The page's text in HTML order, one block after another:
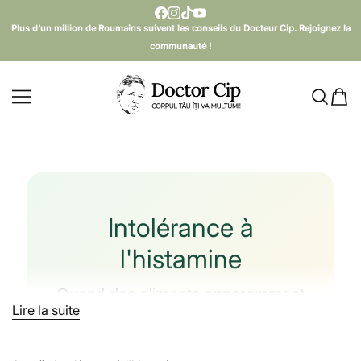
Plus d'un million de Roumains suivent les conseils du Docteur Cip. Rejoignez la
communauté !
Doctor Cip - Corpul tău îți va mulțumi!
Intolérance à
l'histamine
Quand des aliments apparemment
sains peuvent provoquer maux de
tête, démangeaisons, palpitations ou
Lire la suite
Lire moins